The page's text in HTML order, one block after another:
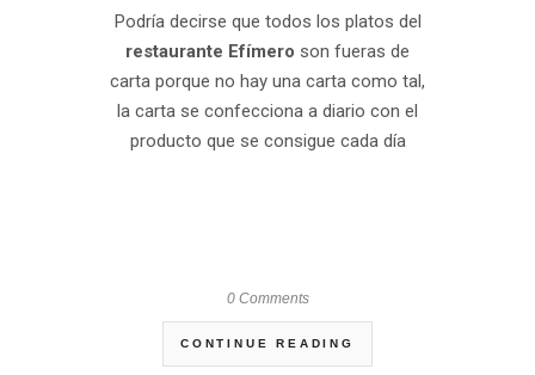
Podría decirse que todos los platos del
restaurante Efímero son fueras de
carta porque no hay una carta como tal,
la carta se confecciona a diario con el
producto que se consigue cada día
0 Comments
CONTINUE READING